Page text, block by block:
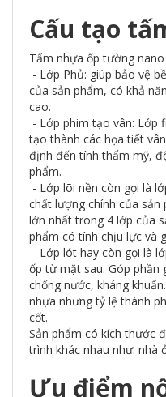
Cấu tạo
Tấm nhựa ốp tường
- Lớp Phủ: giúp bảo vệ
của sản phẩm, có khả
cao.
- Lớp phim tạo vân: Lớp
tạo thành các họa tiết
định đến tính thẩm mỹ,
phẩm.
- Lớp lõi nền còn gọi là
chất lượng chính của
lớn nhất trong 4 lớp của
phẩm có tính chịu lực và
- Lớp lót hay còn gọi là
ốp từ mặt sau. Góp phần
chống nước, kháng
nhựa nhưng tỷ lệ thành
cốt.
Sản phẩm có kích thước
trình khác nhau như: nhà
Ưu điểm